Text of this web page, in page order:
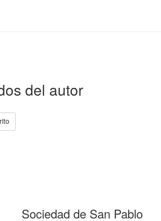
del autor
Sociedad de San Pablo